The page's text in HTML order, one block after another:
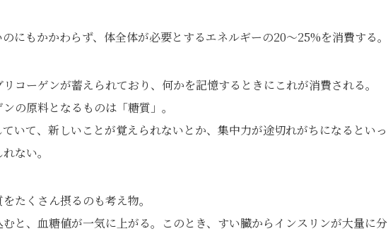
にもかかわらず、体全体が必要とするエネルギーの20～25%を消費する。
コーゲンが蓄えられており、何かを記憶するときにこれが消費される。
の原料となるものは「糖質」。
いて、新しいことが覚えられないとか、集中力が途切れがちになるといっ
ない。
たくさん摂るのも考え物。
と、血糖値が一気に上がる。このとき、すい臓からインスリンが大量に分